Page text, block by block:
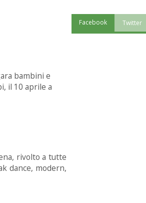
bambini e
il 10 aprile a
rivolto a tutte
dance, modern,
Facebook Twitter